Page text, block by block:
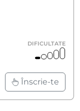
DIFICULTATE
Înscrie-te